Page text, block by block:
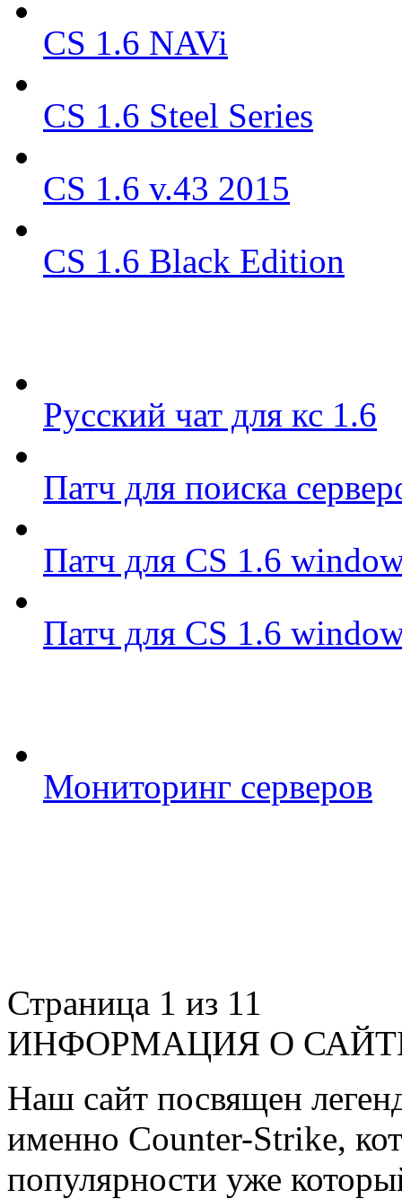
CS 1.6 NAVi
CS 1.6 Steel Series
CS 1.6 v.43 2015
CS 1.6 Black Edition
Русский чат для кс 1.6
Патч для поиска
Патч для CS 1.6
Патч для CS 1.6
Мониторинг серверов
Страница 1 из 11
ИНФОРМАЦИЯ О
Наш сайт посвящен
именно Counter-Strike,
популярности уже